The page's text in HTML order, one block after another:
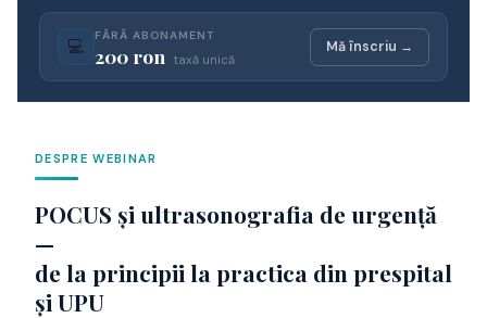
💻
FĂRĂ ABONAMENT
200 ron taxă unică
Mă înscriu →
DESPRE WEBINAR
POCUS și ultrasonografia de urgență
—
de la principii la practica din prespital
și UPU